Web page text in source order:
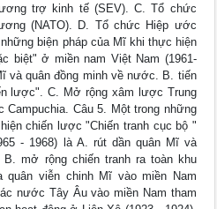
trợ kinh tế (SEV). C. Tổ chức
(NATO). D. Tổ chức Hiệp ước
biện pháp của Mĩ khi thực hiện
biệt" ở miền nam Việt Nam (1961-
và quân đồng minh về nước. B. tiến
lược". C. Mở rộng xâm lược Trung
Câu 5. Một trong những
chiến lược "Chiến tranh cục bộ "
- 1968) là A. rút dần quân Mĩ và
mở rộng chiến tranh ra toàn khu
viễn chinh Mĩ vào miền Nam
nước Tây Âu vào miền Nam tham